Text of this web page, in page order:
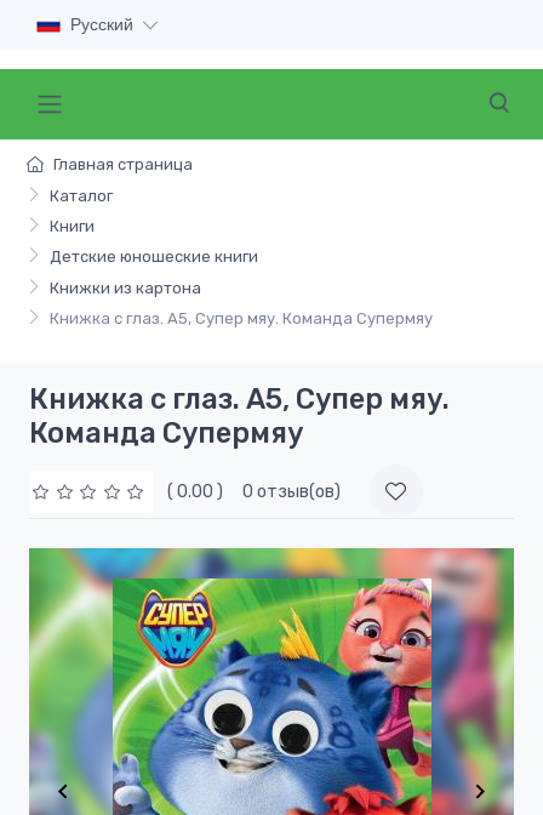
Русский
Главная страница
Каталог
Книги
Детские юношеские книги
Книжки из картона
Книжка с глаз. А5, Супер мяу. Команда Супермяу
Книжка с глаз. А5, Супер мяу.
Команда Супермяу
( 0.00 ) 0 отзыв(ов)